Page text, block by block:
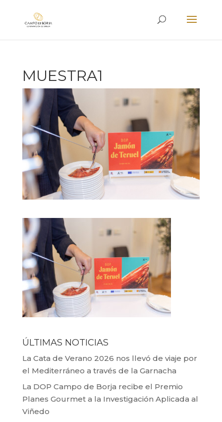
MUESTRA1
ÚLTIMAS NOTICIAS
La Cata de Verano 2026 nos llevó de viaje por
el Mediterráneo a través de la Garnacha
La DOP Campo de Borja recibe el Premio
Planes Gourmet a la Investigación Aplicada al
Viñedo